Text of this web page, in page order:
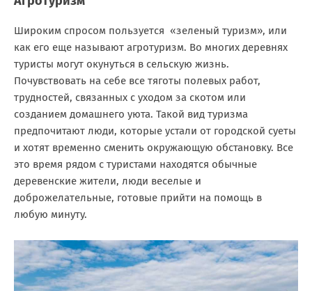
Широким спросом пользуется «зеленый туризм», или
как его еще называют агротуризм. Во многих деревнях
туристы могут окунуться в сельскую жизнь.
Почувствовать на себе все тяготы полевых работ,
трудностей, связанных с уходом за скотом или
созданием домашнего уюта. Такой вид туризма
предпочитают люди, которые устали от городской суеты
и хотят временно сменить окружающую обстановку. Все
это время рядом с туристами находятся обычные
деревенские жители, люди веселые и
доброжелательные, готовые прийти на помощь в
любую минуту.